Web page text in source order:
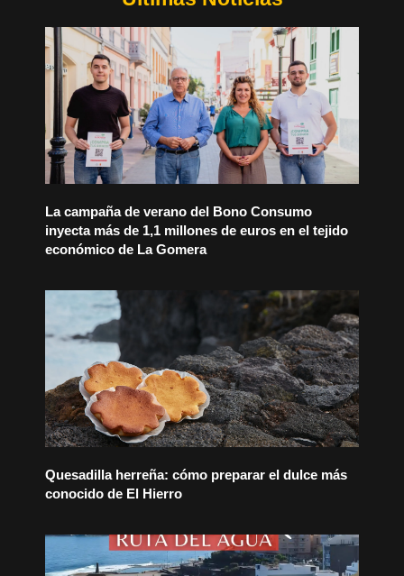
La campaña de verano del Bono Consumo
inyecta más de 1,1 millones de euros en el tejido
económico de La Gomera
Quesadilla herreña: cómo preparar el dulce más
conocido de El Hierro